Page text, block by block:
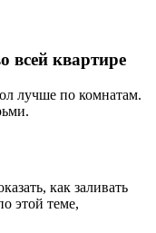
всей квартире
лучше по комнатам.
как заливать
этой теме,